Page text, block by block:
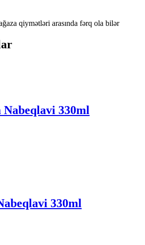
qiymətləri arasında fərq ola bilər
330ml
330ml